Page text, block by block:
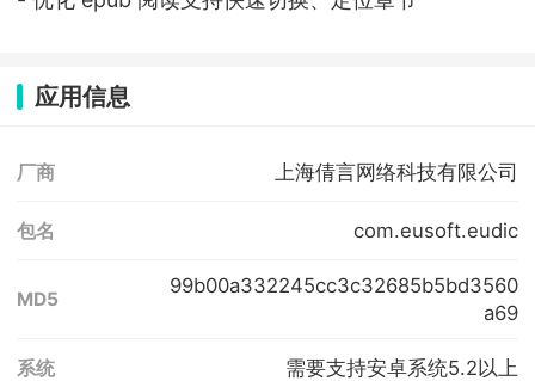
应用信息
厂商 上海倩言网络科技有限公司
包名 com.eusoft.eudic
MD5
99b00a332245cc3c32685b5bd3560
a69
系统 需要支持安卓系统5.2以上